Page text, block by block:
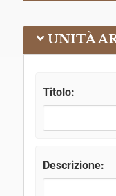
UNITÀ
Titolo:
Descrizione: